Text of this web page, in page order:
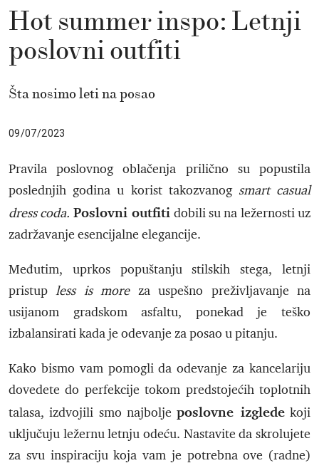
Hot summer inspo: Letnji
poslovni outfiti
Šta nosimo leti na posao
09/07/2023
Pravila poslovnog oblačenja prilično su popustila
poslednjih godina u korist takozvanog smart casual
dress coda. Poslovni outfiti dobili su na ležernosti uz
zadržavanje esencijalne elegancije.
Međutim, uprkos popuštanju stilskih stega, letnji
pristupless is moreza uspešno preživljavanje na
usijanom gradskom asfaltu, ponekad je teško
izbalansirati kada je odevanje za posao u pitanju.
Kako bismo vam pomogli da odevanje za kancelariju
dovedete do perfekcije tokom predstojećih toplotnih
talasa, izdvojili smo najboljeposlovne izgledekoji
uključuju ležernu letnju odeću. Nastavite da skrolujete
za svu inspiraciju koja vam je potrebna ove (radne)